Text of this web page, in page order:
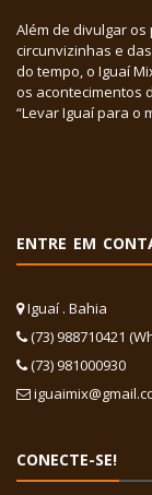
Além de divulgar
circunvizinhas e
do tempo, o Iguaí
os acontecimentos
“Levar Iguaí para o
ENTRE EM
Iguaí . Bahia
(73) 988710421
(73) 981000930
CONECTE-SE!